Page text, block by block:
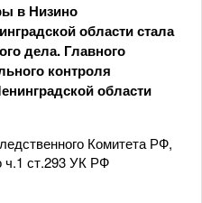
в Низино
области стала
дела. Главного
контроля
области
Комитета РФ,
ч.1 ст.293 УК РФ